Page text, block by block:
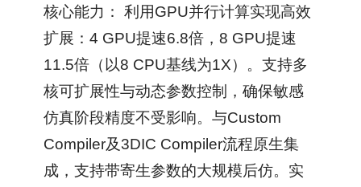
核心能力： 利用GPU并行计算实现高效
扩展：4 GPU提速6.8倍，8 GPU提速
11.5倍（以8 CPU基线为1X）。支持多
核可扩展性与动态参数控制，确保敏感
仿真阶段精度不受影响。与Custom
Compiler及3DIC Compiler流程原生集
成，支持带寄生参数的大规模后仿。实